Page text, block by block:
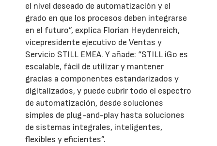
el nivel deseado de automatización y el
grado en que los procesos deben integrarse
en el futuro”, explica Florian Heydenreich,
vicepresidente ejecutivo de Ventas y
Servicio STILL EMEA. Y añade: “STILL iGo es
escalable, fácil de utilizar y mantener
gracias a componentes estandarizados y
digitalizados, y puede cubrir todo el espectro
de automatización, desde soluciones
simples de plug-and-play hasta soluciones
de sistemas integrales, inteligentes,
flexibles y eficientes”.